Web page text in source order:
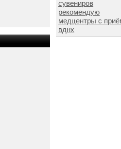
сувениров
рекомендую
медцентры с
вднх